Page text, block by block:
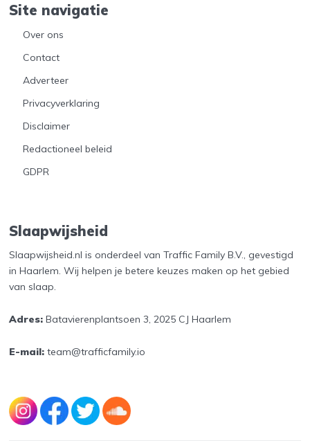
Site navigatie
Over ons
Contact
Adverteer
Privacyverklaring
Disclaimer
Redactioneel beleid
GDPR
Slaapwijsheid
Slaapwijsheid.nl is onderdeel van Traffic Family B.V., gevestigd
in Haarlem. Wij helpen je betere keuzes maken op het gebied
van slaap.
Adres:Batavierenplantsoen 3, 2025 CJ Haarlem
E-mail:team@trafficfamily.io